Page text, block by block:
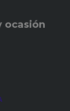
ocasión